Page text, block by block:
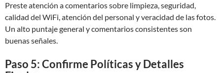
Preste atención a comentarios sobre limpieza, seguridad,
calidad del WiFi, atención del personal y veracidad de las fotos.
Un alto puntaje general y comentarios consistentes son
buenas señales.
Paso 5: Confirme Políticas y Detalles